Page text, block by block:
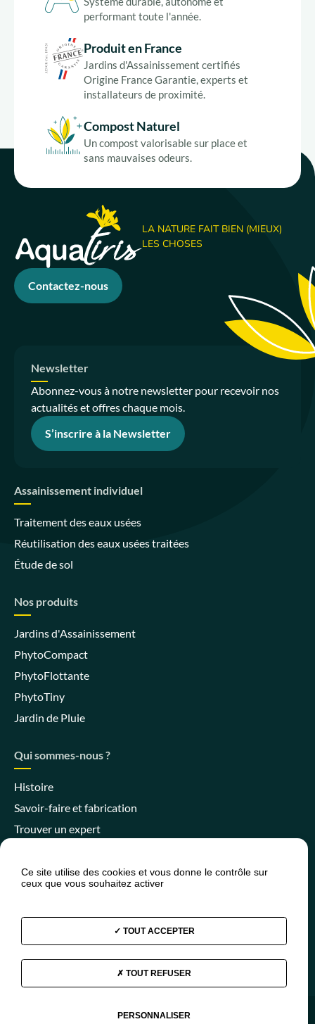
performant toute l'année.
Produit en France
Jardins d'Assainissement certifiés
Origine France Garantie, experts et
installateurs de proximité.
Compost Naturel
Un compost valorisable sur place et
sans mauvaises odeurs.
LA NATURE FAIT BIEN (MIEUX)
LES CHOSES
Contactez-nous
Newsletter
Abonnez-vous à notre newsletter pour recevoir nos
actualités et offres chaque mois.
S’inscrire à la Newsletter
Assainissement individuel
Traitement des eaux usées
Réutilisation des eaux usées traitées
Étude de sol
Nos produits
Jardins d'Assainissement
PhytoCompact
PhytoFlottante
PhytoTiny
Jardin de Pluie
Qui sommes-nous ?
Histoire
Savoir-faire et fabrication
Trouver un expert
Actualités
FAQ
YoutubeLinkedin
Mentions légales
Ce site utilise des cookies et vous donne le contrôle sur
ceux que vous souhaitez activer
TOUT ACCEPTER
TOUT REFUSER
PERSONNALISER